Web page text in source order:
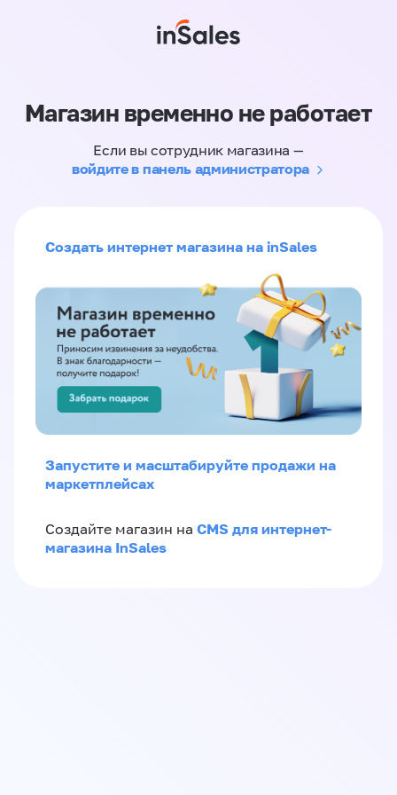
Магазин временно не работает
Если вы сотрудник магазина —
войдите в панель администратора
Создать интернет магазина на inSales
Запустите и масштабируйте продажи на
маркетплейсах
Создайте магазин на CMS для интернет-
магазина InSales